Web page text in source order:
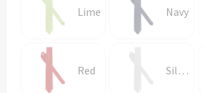
Lime Navy
Red Silver